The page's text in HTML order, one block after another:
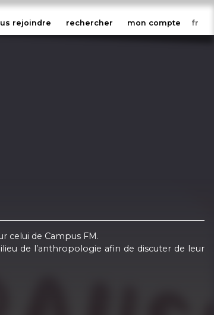
rejoindre rechercher mon compte
celui de Campus FM.
de l’anthropologie afin de discuter de leur